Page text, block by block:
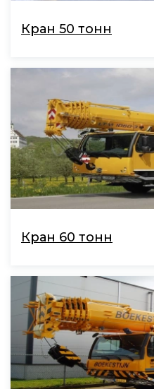
Кран 50 тонн
Кран 60 тонн